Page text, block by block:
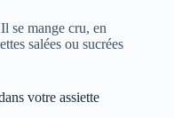
se mange cru, en
salées ou sucrées
votre assiette